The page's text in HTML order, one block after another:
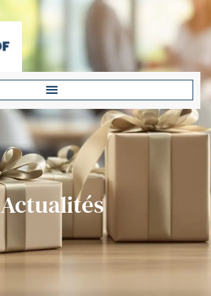
Actualités